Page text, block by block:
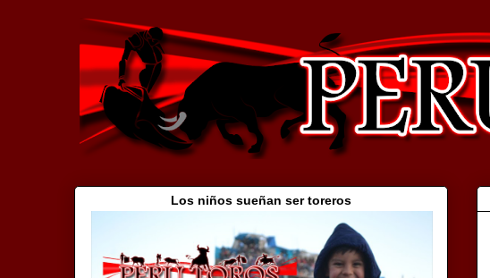
Los niños sueñan ser toreros